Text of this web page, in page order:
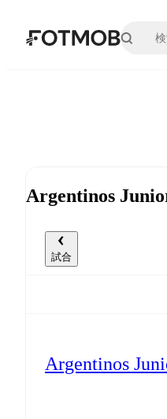
メインコンテンツへス
Argentinos
試合
Argentinos